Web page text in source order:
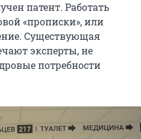
патент. Работать
«прописки», или
Существующая
эксперты, не
потребности